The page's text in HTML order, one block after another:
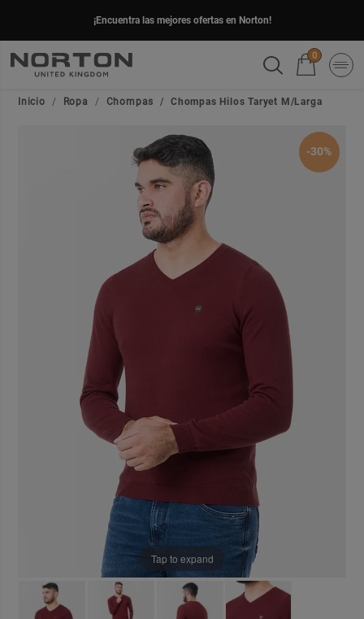
¡Encuentra las mejores ofertas en Norton!
0
Inicio Ropa Chompas Chompas Hilos Taryet M/Larga
-30%
Tap to expand